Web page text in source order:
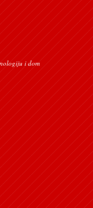
i dom